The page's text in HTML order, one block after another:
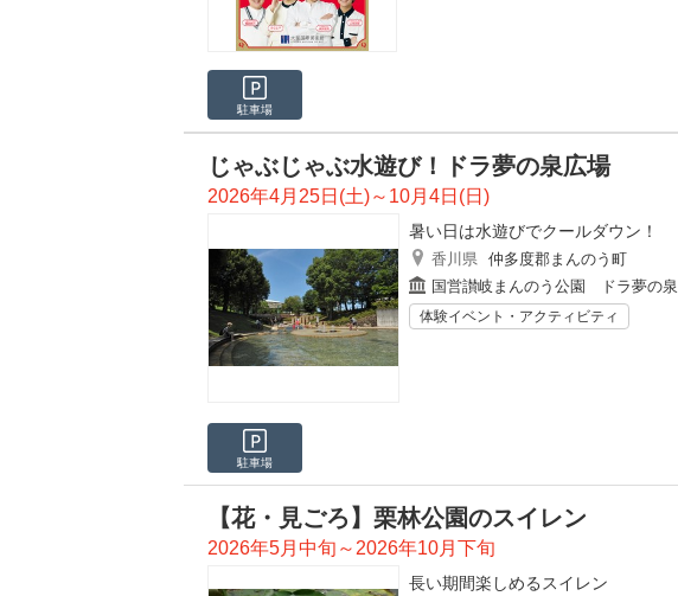
駐車場
じゃぶじゃぶ水遊び！ドラ夢の泉広場
2026年4月25日(土)～10月4日(日)
暑い日は水遊びでクールダウン！
香川県 仲多度郡まんのう町
国営讃岐まんのう公園 ドラ夢の泉
体験イベント・アクティビティ
駐車場
【花・見ごろ】栗林公園のスイレン
2026年5月中旬～2026年10月下旬
長い期間楽しめるスイレン